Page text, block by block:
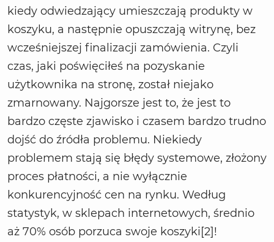
kiedy odwiedzający umieszczają produkty w
koszyku, a następnie opuszczają witrynę, bez
wcześniejszej finalizacji zamówienia. Czyli
czas, jaki poświęciłeś na pozyskanie
użytkownika na stronę, został niejako
zmarnowany. Najgorsze jest to, że jest to
bardzo częste zjawisko i czasem bardzo trudno
dojść do źródła problemu. Niekiedy
problemem stają się błędy systemowe, złożony
proces płatności, a nie wyłącznie
konkurencyjność cen na rynku. Według
statystyk, w sklepach internetowych, średnio
aż 70% osób porzuca swoje koszyki[2]!